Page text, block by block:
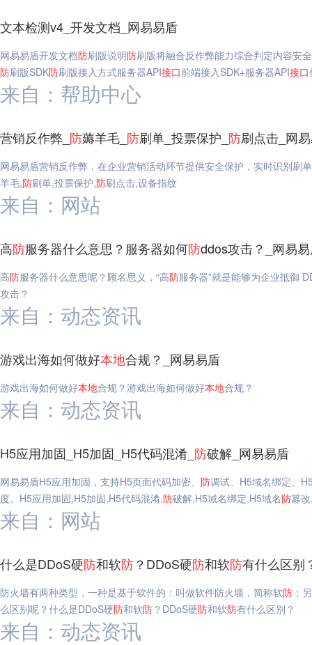
文本检测v4_开发文档_网易易盾
网易易盾开发文档防刷版说明防刷版将融合反作弊能力综合判定内容安
防刷版SDK防刷版接入方式服务器API接口前端接入SDK+服务器API接口
来自：帮助中心
营销反作弊_ 防薅羊毛_ 防刷单_投票保护_ 防刷点击_网
网易易盾营销反作弊，在企业营销活动环节提供安全保护，实时识别刷
羊毛,防刷单,投票保护,防刷点击,设备指纹
来自：网站
高防服务器什么意思？服务器如何防ddos攻击？_网易
高防服务器什么意思呢？顾名思义，“高防服务器”就是能够为企业抵御
攻击？
来自：动态资讯
游戏出海如何做好本地合规？_网易易盾
游戏出海如何做好本地合规？游戏出海如何做好本地合规？
来自：动态资讯
H5应用加固_H5加固_H5代码混淆_ 防破解_网易易盾
网易易盾H5应用加固，支持H5页面代码加密、 防调试、H5域名绑定、
度。H5应用加固,H5加固,H5代码混淆,防破解,H5域名绑定,H5域名防篡
来自：网站
什么是DDoS硬防和软防？DDoS硬防和软防有什么区别
防火墙有两种类型，一种是基于软件的：叫做软件防火墙，简称软防 ；
么区别呢？什么是DDoS硬防和软防 ？DDoS硬防和软防有什么区别？
来自：动态资讯